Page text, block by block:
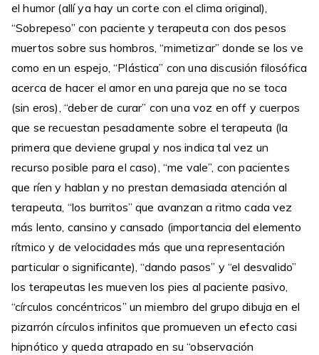
el humor (allí ya hay un corte con el clima original),
“Sobrepeso” con paciente y terapeuta con dos pesos
muertos sobre sus hombros, “mimetizar” donde se los ve
como en un espejo, “Plástica” con una discusión filosófica
acerca de hacer el amor en una pareja que no se toca
(sin eros), “deber de curar” con una voz en off y cuerpos
que se recuestan pesadamente sobre el terapeuta (la
primera que deviene grupal y nos indica tal vez un
recurso posible para el caso), “me vale”, con pacientes
que ríen y hablan y no prestan demasiada atención al
terapeuta, “los burritos” que avanzan a ritmo cada vez
más lento, cansino y cansado (importancia del elemento
rítmico y de velocidades más que una representación
particular o significante), “dando pasos” y “el desvalido”
los terapeutas les mueven los pies al paciente pasivo,
“círculos concéntricos” un miembro del grupo dibuja en el
pizarrón círculos infinitos que promueven un efecto casi
hipnótico y queda atrapado en su “observación